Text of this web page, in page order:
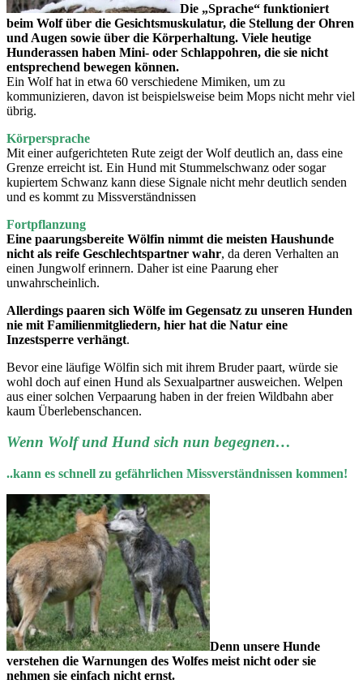
Die „Sprache“ funktioniert
beim Wolf über die Gesichtsmuskulatur, die Stellung der Ohren
und Augen sowie über die Körperhaltung. Viele heutige
Hunderassen haben Mini- oder Schlappohren, die sie nicht
entsprechend bewegen können.
Ein Wolf hat in etwa 60 verschiedene Mimiken, um zu
kommunizieren, davon ist beispielsweise beim Mops nicht mehr viel
übrig.
Körpersprache
Mit einer aufgerichteten Rute zeigt der Wolf deutlich an, dass eine
Grenze erreicht ist. Ein Hund mit Stummelschwanz oder sogar
kupiertem Schwanz kann diese Signale nicht mehr deutlich senden
und es kommt zu Missverständnissen
Fortpflanzung
Eine paarungsbereite Wölfin nimmt die meisten Haushunde
nicht als reife Geschlechtspartner wahr, da deren Verhalten an
einen Jungwolf erinnern. Daher ist eine Paarung eher
unwahrscheinlich.
Allerdings paaren sich Wölfe im Gegensatz zu unseren Hunden
nie mit Familienmitgliedern, hier hat die Natur eine
Inzestsperre verhängt.
Bevor eine läufige Wölfin sich mit ihrem Bruder paart, würde sie
wohl doch auf einen Hund als Sexualpartner ausweichen. Welpen
aus einer solchen Verpaarung haben in der freien Wildbahn aber
kaum Überlebenschancen.
Wenn Wolf und Hund sich nun begegnen…
..kann es schnell zu gefährlichen Missverständnissen kommen!
Denn unsere Hunde
verstehen die Warnungen des Wolfes meist nicht oder sie
nehmen sie einfach nicht ernst.